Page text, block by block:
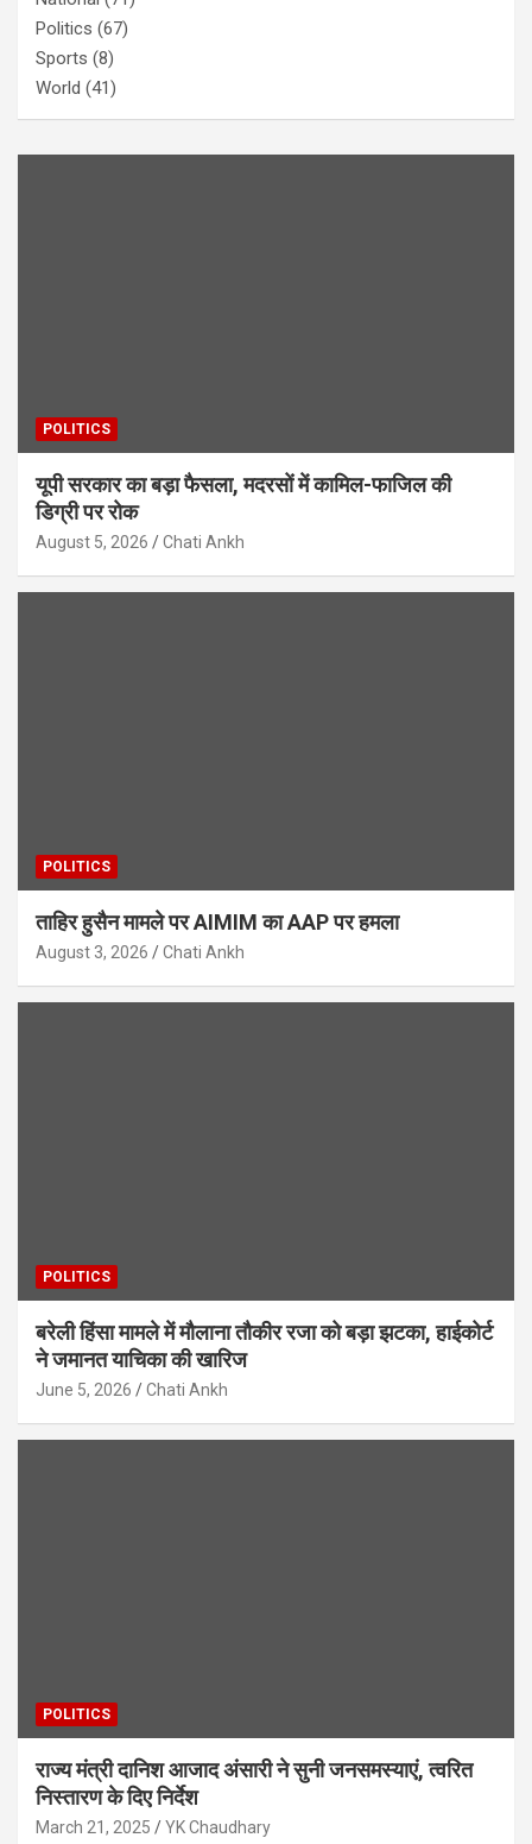
Politics (67)
Sports (8)
World (41)
POLITICS
यूपी सरकार का बड़ा फैसला, मदरसों में कामिल-फाजिल की
डिग्री पर रोक
August 5, 2026 Chati Ankh
POLITICS
ताहिर हुसैन मामले पर AIMIM का AAP पर हमला
August 3, 2026 Chati Ankh
POLITICS
बरेली हिंसा मामले में मौलाना तौकीर रजा को बड़ा झटका, हाईकोर्ट
ने जमानत याचिका की खारिज
June 5, 2026 Chati Ankh
POLITICS
राज्य मंत्री दानिश आजाद अंसारी ने सुनी जनसमस्याएं, त्वरित
निस्तारण के दिए निर्देश
March 21, 2025 YK Chaudhary